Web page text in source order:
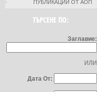
ПУБЛИКАЦИИ ОТ АОП
ТЪРСЕНЕ ПО:
Заглавие:
ИЛИ
Дата От: